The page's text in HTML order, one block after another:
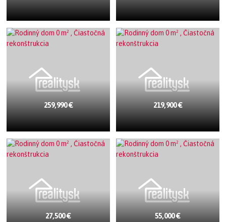
259,990 € 219,900 €
27,500 € 55,000 €